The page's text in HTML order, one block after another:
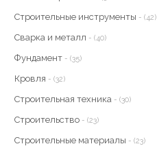
Строительные инструменты - (42)
Сварка и металл - (40)
Фундамент - (35)
Кровля - (32)
Строительная техника - (30)
Строительство - (23)
Строительные материалы - (23)